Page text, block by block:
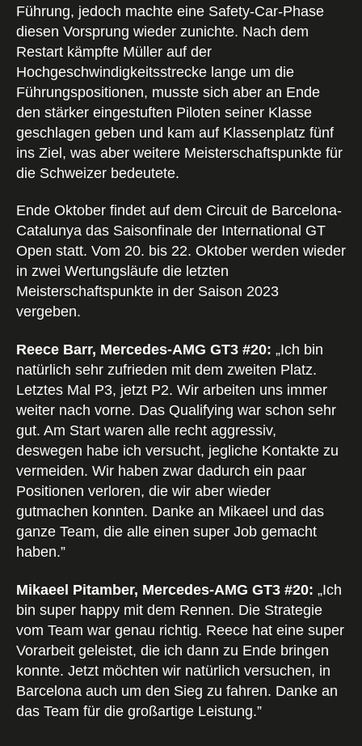
Führung, jedoch machte eine Safety-Car-Phase
diesen Vorsprung wieder zunichte. Nach dem
Restart kämpfte Müller auf der
Hochgeschwindigkeitsstrecke lange um die
Führungspositionen, musste sich aber an Ende
den stärker eingestuften Piloten seiner Klasse
geschlagen geben und kam auf Klassenplatz fünf
ins Ziel, was aber weitere Meisterschaftspunkte für
die Schweizer bedeutete.
Ende Oktober findet auf dem Circuit de Barcelona-
Catalunya das Saisonfinale der International GT
Open statt. Vom 20. bis 22. Oktober werden wieder
in zwei Wertungsläufe die letzten
Meisterschaftspunkte in der Saison 2023
vergeben.
Reece Barr, Mercedes-AMG GT3 #20: „Ich bin
natürlich sehr zufrieden mit dem zweiten Platz.
Letztes Mal P3, jetzt P2. Wir arbeiten uns immer
weiter nach vorne. Das Qualifying war schon sehr
gut. Am Start waren alle recht aggressiv,
deswegen habe ich versucht, jegliche Kontakte zu
vermeiden. Wir haben zwar dadurch ein paar
Positionen verloren, die wir aber wieder
gutmachen konnten. Danke an Mikaeel und das
ganze Team, die alle einen super Job gemacht
haben.”
Mikaeel Pitamber, Mercedes-AMG GT3 #20: „Ich
bin super happy mit dem Rennen. Die Strategie
vom Team war genau richtig. Reece hat eine super
Vorarbeit geleistet, die ich dann zu Ende bringen
konnte. Jetzt möchten wir natürlich versuchen, in
Barcelona auch um den Sieg zu fahren. Danke an
das Team für die großartige Leistung.”